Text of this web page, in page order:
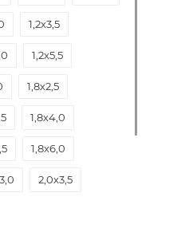
1,2х3,5
1,2х5,5
1,8х2,5
1,8х4,0
1,8х6,0
2,0х3,5